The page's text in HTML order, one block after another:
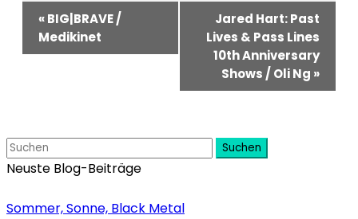
Veranstaltung-
Navigation
«BIG|BRAVE /
Medikinet
Jared Hart: Past
Lives & Pass Lines
10th Anniversary
Shows / Oli Ng »
Suchen
Neuste Blog-Beiträge
Sommer, Sonne, Black Metal